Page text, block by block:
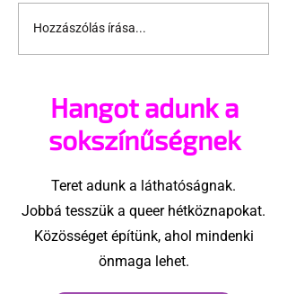
Kifütyülték az idei
Eurovíziós
indulóját
Hozzászólás írása...
Hangot adunk a
sokszínűségnek
Teret adunk a láthatóságnak.
Jobbá tesszük a queer hétköznapokat.
Közösséget építünk, ahol mindenki
önmaga lehet.